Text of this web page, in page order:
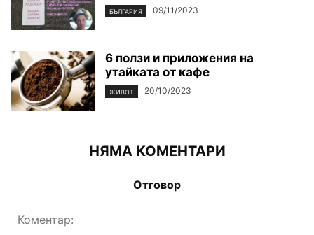
БЪЛГАРИЯ 09/11/2023
6 ползи и приложения на
утайката от кафе
ЖИВОТ 20/10/2023
НЯМА КОМЕНТАРИ
Отговор